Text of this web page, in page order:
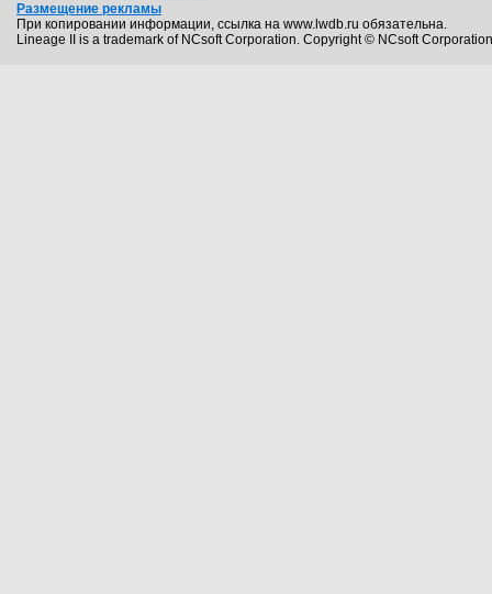
Размещение рекламы
При копировании информации, ссылка на www.lwdb.ru обязательна.
Lineage II is a trademark of NCsoft Corporation. Copyright © NCsoft